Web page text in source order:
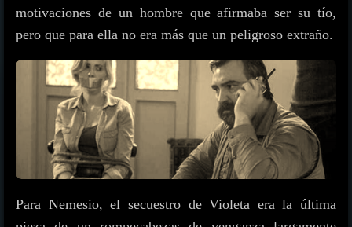
motivaciones de un hombre que afirmaba ser su tío,
pero que para ella no era más que un peligroso extraño.
Para Nemesio, el secuestro de Violeta era la última